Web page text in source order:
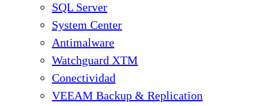
SQL Server
System Center
Antimalware
Watchguard XTM
Conectividad
VEEAM Backup & Replication